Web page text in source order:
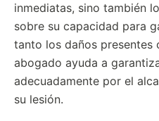
inmediatas, sino también
sobre su capacidad para
tanto los daños presentes
abogado ayuda a
adecuadamente por el
su lesión.